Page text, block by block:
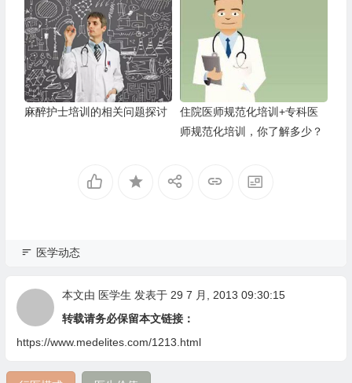
麻醉护士培训的相关问题探讨
住院医师规范化培训+专科医
师规范化培训，你了解多少？
医学动态
本文由 医学生 发表于 29 7 月, 2013 09:30:15
转载请务必保留本文链接：
https://www.medelites.com/1213.html